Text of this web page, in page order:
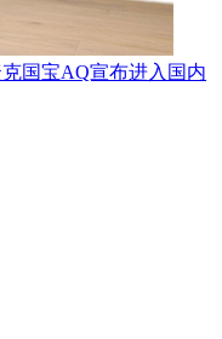
国宝AQ宣布进入国内